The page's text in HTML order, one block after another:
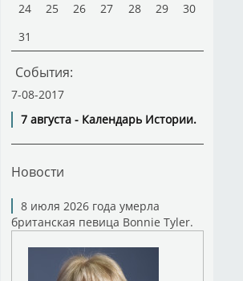
24
25 26 27 28 29
30
31
События:
7-08-2017
7 августа - Календарь Истории.
Новости
8 июля 2026 года умерла
британская певица Bonnie Tyler.